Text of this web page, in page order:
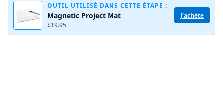
Annuler Publier un commentaire
OUTIL UTILISÉ DANS CETTE ÉTAPE :
Magnetic Project Mat
$19.95
J'achète